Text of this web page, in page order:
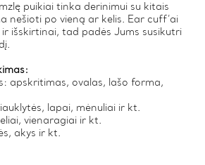
puikiai tinka derinimui su kitais
nešioti po vieną ar kelis. Ear cuff’ai
išskirtinai, tad padės Jums susikutri
apskritimas, ovalas, lašo forma,
lapai, mėnuliai ir kt.
vienaragiai ir kt.
akys ir kt.